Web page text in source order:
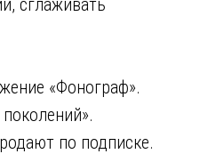
сглаживать
«Фонограф».
по подписке.